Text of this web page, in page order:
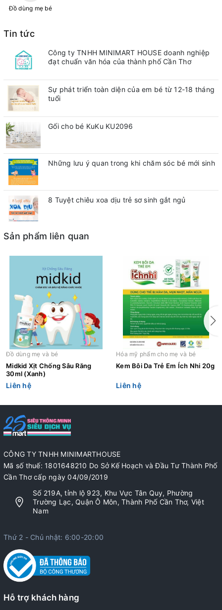
Đồ dùng mẹ bé
Tin tức
Công ty TNHH MINIMART HOUSE doanh nghiệp
đạt chuẩn văn hóa của thành phố Cần Thơ
Sự phát triển toàn diện của em bé từ 12-18 tháng
tuổi
Gối cho bé KuKu KU2096
Những lưu ý quan trong khi chăm sóc bé mới sinh
8 Tuyệt chiêu xoa dịu trẻ sơ sinh gắt ngủ
Sản phẩm liên quan
Đồ dùng mẹ và bé
Midkid Xịt Chống Sâu Răng
30ml (Xanh)
Liên hệ
Hóa mỹ phẩm cho mẹ và bé
Kem Bôi Da Trẻ Em Ích Nhi 20g
Liên hệ
CÔNG TY TNHH MINIMARTHOUSE
Mã số thuế: 1801648210 Do Sở Kế Hoạch và Đầu Tư Thành Phố
Cần Thơ cấp ngày 04/09/2019
Số 219A, tỉnh lộ 923, Khu Vực Tân Quy, Phường
Trường Lạc, Quận Ô Môn, Thành Phố Cần Thơ, Việt
Nam
Thứ 2 - Chủ nhật: 6:00-20:00
Hỗ trợ khách hàng